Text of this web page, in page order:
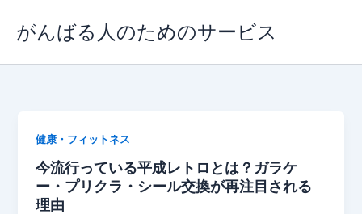
ス
がんばる人のためのサービス
健康・フィットネス
今流行っている平成レトロとは？ガラケ
ー・プリクラ・シール交換が再注目される
理由